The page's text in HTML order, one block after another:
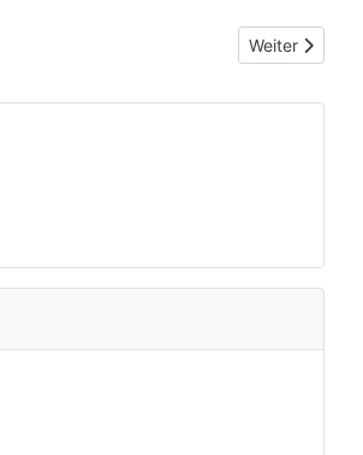
Nächster
Weiter